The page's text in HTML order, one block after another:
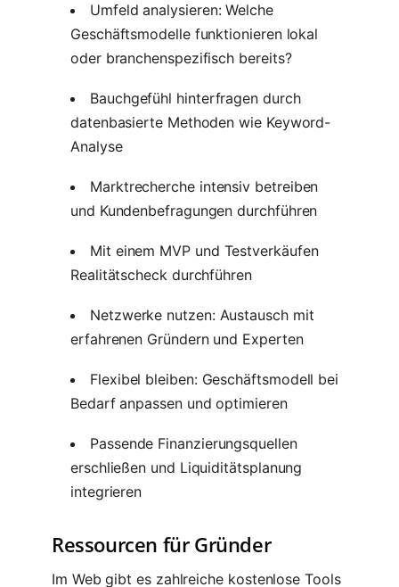
Umfeld analysieren: Welche
Geschäftsmodelle funktionieren lokal
oder branchenspezifisch bereits?
Bauchgefühl hinterfragen durch
datenbasierte Methoden wie Keyword-
Analyse
Marktrecherche intensiv betreiben
und Kundenbefragungen durchführen
Mit einem MVP und Testverkäufen
Realitätscheck durchführen
Netzwerke nutzen: Austausch mit
erfahrenen Gründern und Experten
Flexibel bleiben: Geschäftsmodell bei
Bedarf anpassen und optimieren
Passende Finanzierungsquellen
erschließen und Liquiditätsplanung
integrieren
Ressourcen für Gründer
Im Web gibt es zahlreiche kostenlose Tools